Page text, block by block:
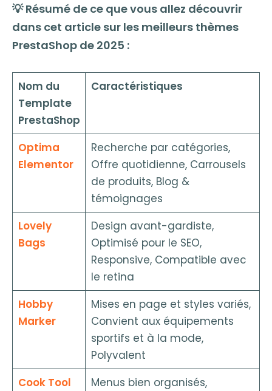
💡 Résumé de ce que vous allez découvrir
dans cet article sur les meilleurs thèmes
PrestaShop de 2025 :
Nom du
Template
PrestaShop
Caractéristiques
Optima
Elementor
Recherche par catégories,
Offre quotidienne, Carrousels
de produits, Blog &
témoignages
Lovely
Bags
Design avant-gardiste,
Optimisé pour le SEO,
Responsive, Compatible avec
le retina
Hobby
Marker
Mises en page et styles variés,
Convient aux équipements
sportifs et à la mode,
Polyvalent
Cook Tool
Menus bien organisés,